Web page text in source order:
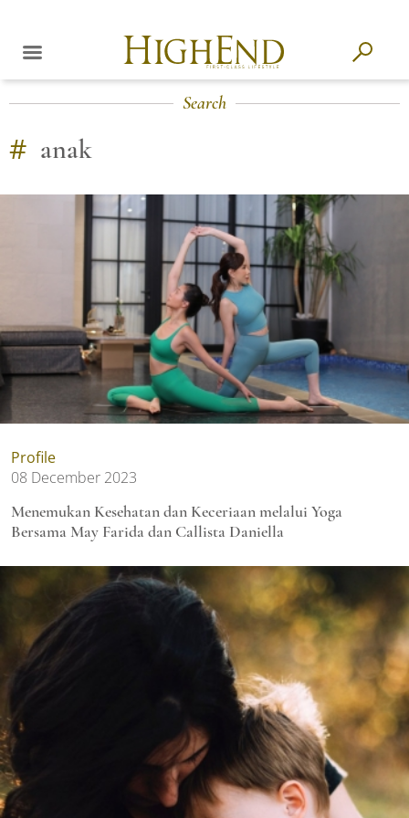
Search
# anak
Profile
08 December 2023
Menemukan Kesehatan dan Keceriaan melalui Yoga
Bersama May Farida dan Callista Daniella